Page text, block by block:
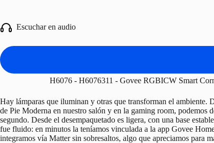
Escuchar en audio
H6076 - H6076311 - Govee RGBICW Smart
Hay lámparas que iluminan y otras que transforman el ambiente.
de Pie Moderna en nuestro salón y en la gaming room, podemos
segundo. Desde el desempaquetado es ligera, con una base
fue fluido: en minutos la teníamos vinculada a la app Govee
integramos vía Matter sin sobresaltos, algo que apreciamos para